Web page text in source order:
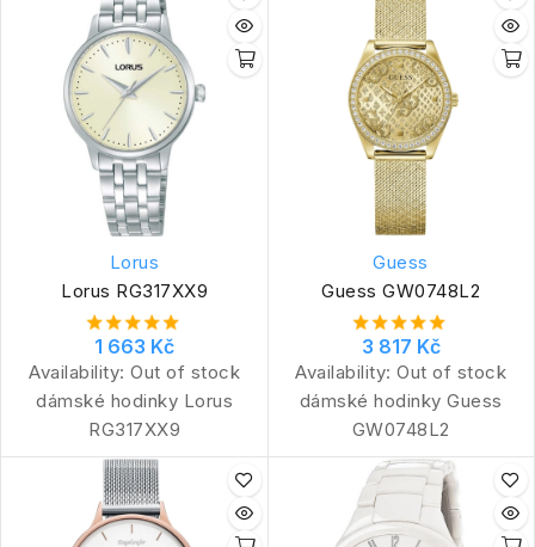
Lorus
Lorus RG317XX9
1 663 Kč
Availability: Out of stock
dámské hodinky Lorus
RG317XX9
Guess
Guess GW0748L2
3 817 Kč
Availability: Out of stock
dámské hodinky Guess
GW0748L2